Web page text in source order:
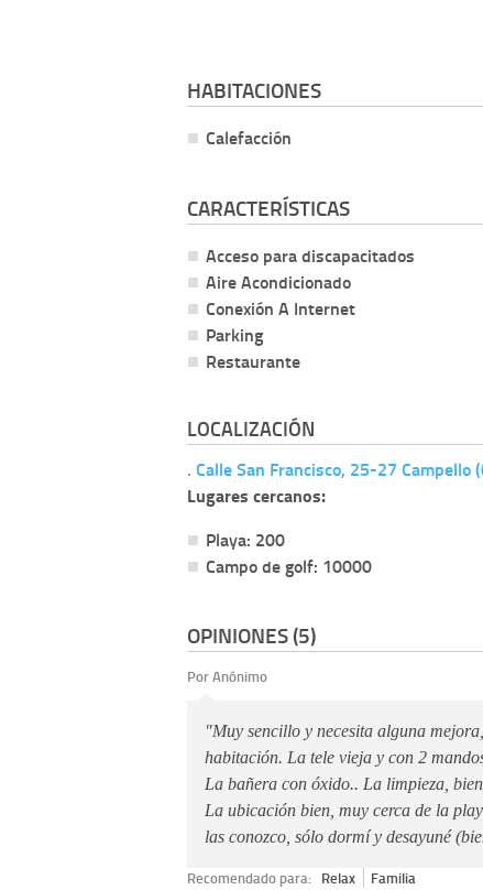
HABITACIONES
Calefacción
CARACTERÍSTICAS
Acceso para discapacitados
Aire Acondicionado
Conexión A Internet
Parking
Restaurante
LOCALIZACIÓN
. Calle San Francisco, 25-27 Campello
Lugares cercanos:
Playa: 200
Campo de golf: 10000
OPINIONES (5)
Por Anónimo
"Muy sencillo y necesita alguna
habitación. La tele vieja y con 2
La bañera con óxido.. La limpieza,
La ubicación bien, muy cerca de la
las conozco, sólo dormí y desayuné
Recomendado para: Relax Familia